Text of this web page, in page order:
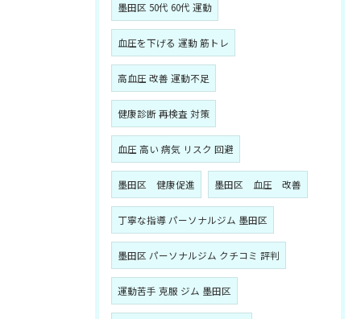
墨田区 50代 60代 運動
血圧を下げる 運動 筋トレ
高血圧 改善 運動不足
健康診断 再検査 対策
血圧 高い 病気 リスク 回避
墨田区 健康促進 墨田区 血圧 改善
丁寧な指導 パーソナルジム 墨田区
墨田区 パーソナルジム クチコミ 評判
運動苦手 克服 ジム 墨田区